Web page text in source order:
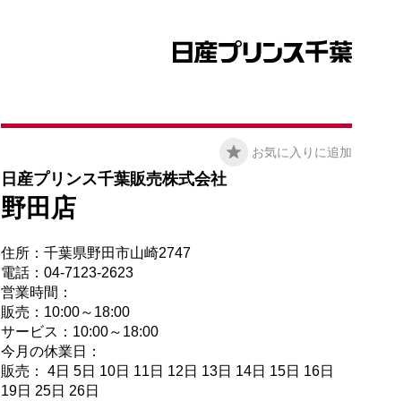
お気に入りに追加
日産プリンス千葉販売株式会社
野田店
住所：千葉県野田市山崎2747
電話：04-7123-2623
営業時間：
販売：10:00～18:00
サービス：10:00～18:00
今月の休業日：
販売： 4日 5日 10日 11日 12日 13日 14日 15日 16日
19日 25日 26日